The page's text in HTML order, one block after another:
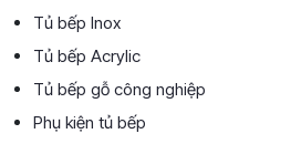
Tủ bếp Inox
Tủ bếp Acrylic
Tủ bếp gỗ công nghiệp
Phụ kiện tủ bếp